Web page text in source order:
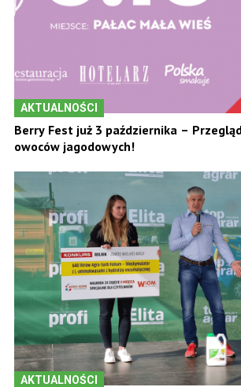
AKTUALNOŚCI
Berry Fest już 3 października –
owoców jagodowych!
AKTUALNOŚCI